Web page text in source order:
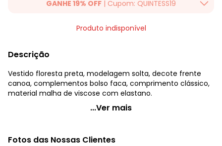
GANHE 19% OFF | Cupom: QUINTESS19
QUINTESS19. Válido para toda loja Quintess, até 07/08/2026.
Produto indisponível
Descrição
Vestido floresta preta, modelagem solta, decote frente
canoa, complementos bolso faca, comprimento clássico,
material malha de viscose com elastano.
Quintess - Vestido Floresta Preta em Malha de Viscose
Modelagem: Solta
...Ver mais
Fotos das Nossas Clientes